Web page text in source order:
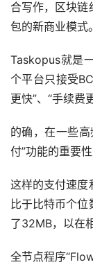
合写作，区块链
包的新商业模式。
Taskopus就是
个平台只接受
更快”、“手续费
的确，在一些
付”功能的重要
这样的支付速度
比于比特币个
了32MB，以在
全节点程序